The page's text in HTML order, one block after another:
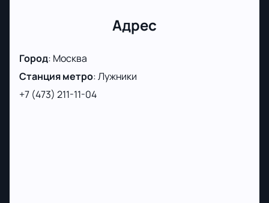
футболу, который состоится в "Лужниках" в Москве!
Адрес
Город: Москва
Станция метро:Лужники
+7 (473) 211-11-04